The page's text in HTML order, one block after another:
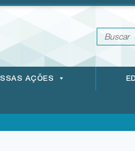
AÇÕES